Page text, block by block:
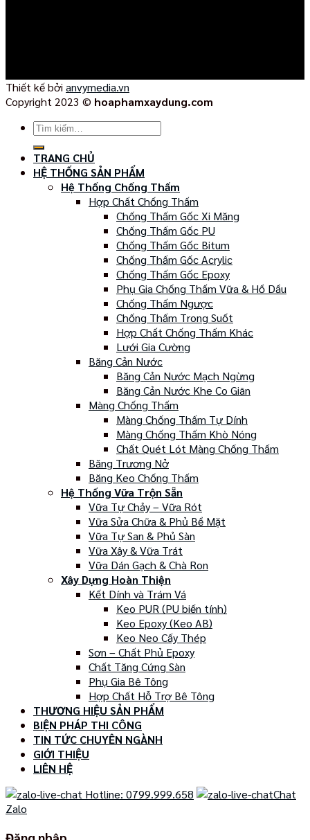
Thiết kế bởi anvymedia.vn
Copyright 2023 © hoaphamxaydung.com
Tìm
TRANG CHỦ
HỆ THỐNG SẢN PHẨM
Hệ Thống Chống Thấm
Hợp Chất Chống Thấm
Chống Thấm Gốc Xi Măng
Chống Thấm Gốc PU
Chống Thấm Gốc Bitum
Chống Thấm Gốc Acrylic
Chống Thấm Gốc Epoxy
Phụ Gia Chống Thấm Vữa & Hồ Dầu
Chống Thấm Ngược
Chống Thấm Trong Suốt
Hợp Chất Chống Thấm Khác
Lưới Gia Cường
Băng Cản Nước
Băng Cản Nước Mạch Ngừng
Băng Cản Nước Khe Co Giãn
Màng Chống Thấm
Màng Chống Thấm Tự Dính
Màng Chống Thấm Khò Nóng
Chất Quét Lót Màng Chống Thấm
Băng Trương Nở
Băng Keo Chống Thấm
Hệ Thống Vữa Trộn Sẵn
Vữa Tự Chảy – Vữa Rót
Vữa Sửa Chữa & Phủ Bề Mặt
Vữa Tự San & Phủ Sàn
Vữa Xây & Vữa Trát
Vữa Dán Gạch & Chà Ron
Xây Dựng Hoàn Thiện
Kết Dính và Trám Vá
Keo PUR (PU biến tính)
Keo Epoxy (Keo AB)
Keo Neo Cấy Thép
Sơn – Chất Phủ Epoxy
Chất Tăng Cứng Sàn
Phụ Gia Bê Tông
Hợp Chất Hỗ Trợ Bê Tông
THƯƠNG HIỆU SẢN PHẨM
BIỆN PHÁP THI CÔNG
TIN TỨC CHUYÊN NGÀNH
GIỚI THIỆU
LIÊN HỆ
Hotline: 0799.999.658
Chat
Zalo